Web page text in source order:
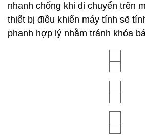
nhanh chống khi di chuyển trên
thiết bị điều khiển máy tính sẽ
phanh hợp lý nhằm tránh khóa